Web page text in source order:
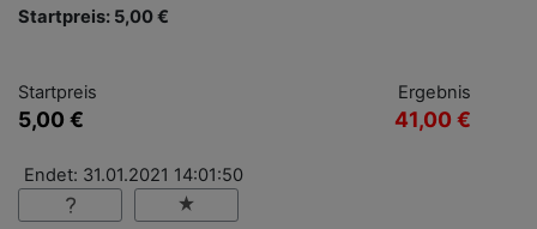
Startpreis: 5,00 €
Startpreis
5,00 €
Ergebnis
41,00 €
Endet: 31.01.2021 14:01:50